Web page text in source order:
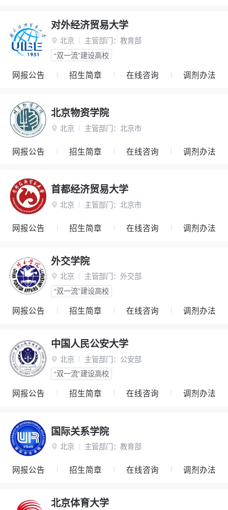
对外经济贸易大学
 北京 主管部门： 教育部
“双一流”建设高校
网报公告 招生简章 在线咨询 调剂办法
北京物资学院
 北京 主管部门： 北京市
网报公告 招生简章 在线咨询 调剂办法
首都经济贸易大学
 北京 主管部门： 北京市
网报公告 招生简章 在线咨询 调剂办法
外交学院
 北京 主管部门： 外交部
“双一流”建设高校
网报公告 招生简章 在线咨询 调剂办法
中国人民公安大学
 北京 主管部门： 公安部
“双一流”建设高校
网报公告 招生简章 在线咨询 调剂办法
国际关系学院
 北京 主管部门： 教育部
网报公告 招生简章 在线咨询 调剂办法
北京体育大学